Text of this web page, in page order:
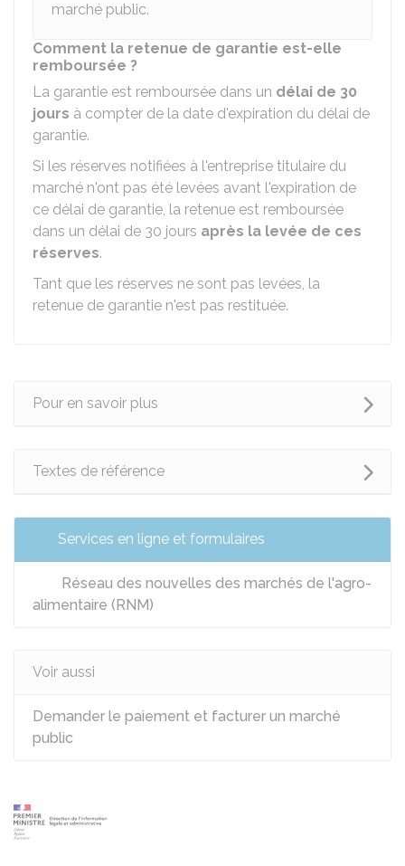
marché public.
Comment la retenue de garantie est-elle
remboursée ?
La garantie est remboursée dans un délai de 30
jours à compter de la date d'expiration du délai de
garantie.
Si les réserves notifiées à l'entreprise titulaire du
marché n'ont pas été levées avant l'expiration de
ce délai de garantie, la retenue est remboursée
dans un délai de 30 jours après la levée de ces
réserves.
Tant que les réserves ne sont pas levées, la
retenue de garantie n'est pas restituée.
Pour en savoir plus
Textes de référence
Services en ligne et formulaires
Réseau des nouvelles des marchés de l'agro-
alimentaire (RNM)
Voir aussi
Demander le paiement et facturer un marché
public